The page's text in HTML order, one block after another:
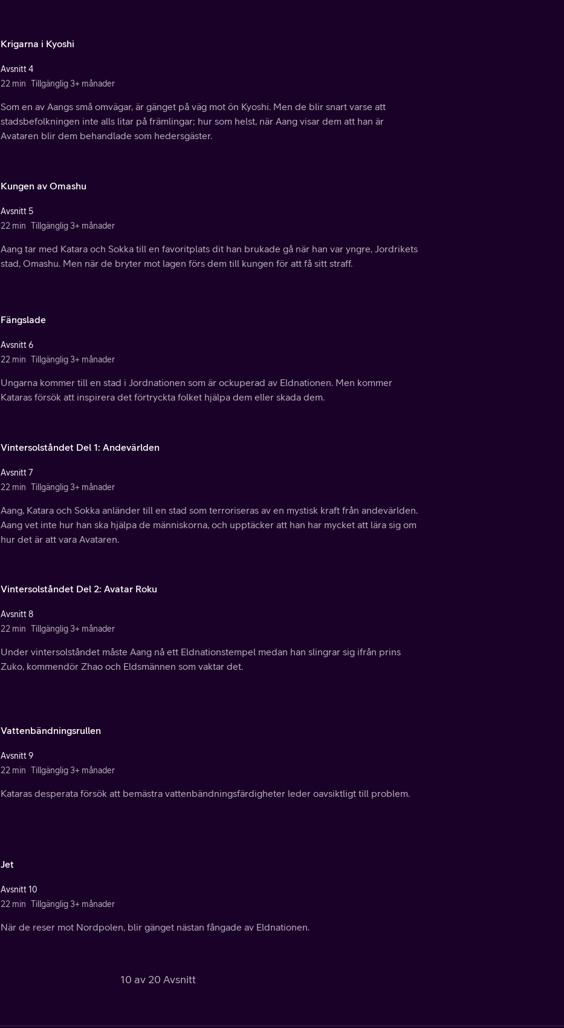
Krigarna i Kyoshi
Avsnitt 4
22 min Tillgänglig 3+ månader
Som en av Aangs små omvägar, är gänget på väg mot ön Kyoshi. Men de blir snart varse att
stadsbefolkningen inte alls litar på främlingar; hur som helst, när Aang visar dem att han är
Avataren blir dem behandlade som hedersgäster.
Kungen av Omashu
Avsnitt 5
22 min Tillgänglig 3+ månader
Aang tar med Katara och Sokka till en favoritplats dit han brukade gå när han var yngre, Jordrikets
stad, Omashu. Men när de bryter mot lagen förs dem till kungen för att få sitt straff.
Fängslade
Avsnitt 6
22 min Tillgänglig 3+ månader
Ungarna kommer till en stad i Jordnationen som är ockuperad av Eldnationen. Men kommer
Kataras försök att inspirera det förtryckta folket hjälpa dem eller skada dem.
Vintersolståndet Del 1: Andevärlden
Avsnitt 7
22 min Tillgänglig 3+ månader
Aang, Katara och Sokka anländer till en stad som terroriseras av en mystisk kraft från andevärlden.
Aang vet inte hur han ska hjälpa de människorna, och upptäcker att han har mycket att lära sig om
hur det är att vara Avataren.
Vintersolståndet Del 2: Avatar Roku
Avsnitt 8
22 min Tillgänglig 3+ månader
Under vintersolståndet måste Aang nå ett Eldnationstempel medan han slingrar sig ifrån prins
Zuko, kommendör Zhao och Eldsmännen som vaktar det.
Vattenbändningsrullen
Avsnitt 9
22 min Tillgänglig 3+ månader
Kataras desperata försök att bemästra vattenbändningsfärdigheter leder oavsiktligt till problem.
Jet
Avsnitt 10
22 min Tillgänglig 3+ månader
När de reser mot Nordpolen, blir gänget nästan fångade av Eldnationen.
10 av 20 Avsnitt